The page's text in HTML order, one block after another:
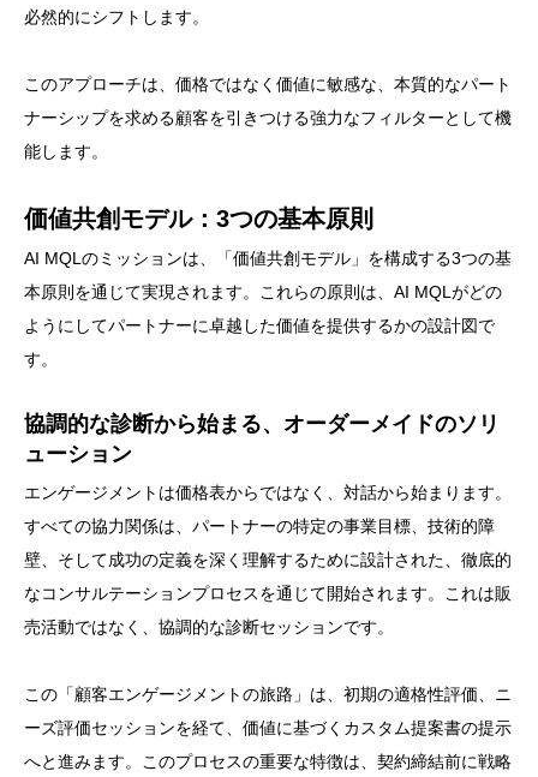
必然的にシフトします。
このアプローチは、価格ではなく価値に敏感な、本質的なパート
ナーシップを求める顧客を引きつける強力なフィルターとして機
能します。
価値共創モデル：3つの基本原則
AI MQLのミッションは、「価値共創モデル」を構成する3つの基
本原則を通じて実現されます。これらの原則は、AI MQLがどの
ようにしてパートナーに卓越した価値を提供するかの設計図で
す。
協調的な診断から始まる、オーダーメイドのソリ
ューション
エンゲージメントは価格表からではなく、対話から始まります。
すべての協力関係は、パートナーの特定の事業目標、技術的障
壁、そして成功の定義を深く理解するために設計された、徹底的
なコンサルテーションプロセスを通じて開始されます。これは販
売活動ではなく、協調的な診断セッションです。
この「顧客エンゲージメントの旅路」は、初期の適格性評価、ニ
ーズ評価セッションを経て、価値に基づくカスタム提案書の提示
へと進みます。このプロセスの重要な特徴は、契約締結前に戦略